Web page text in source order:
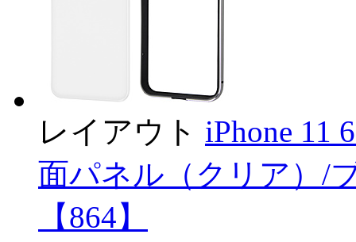
レイアウト iPhone 11
面パネル（クリア）/
【864】